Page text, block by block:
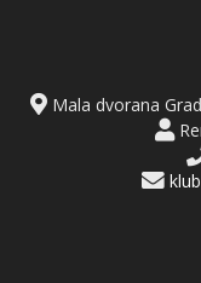
Mala dvorana